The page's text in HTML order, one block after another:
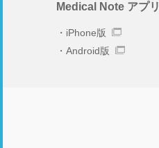
Medical Note アプリ
iPhone版
Android版